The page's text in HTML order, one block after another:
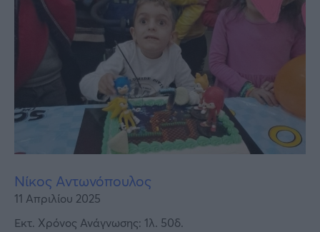
ΕΣΠΑ
Lifestyle
Αθλητικά
Γυναίκα
Καιρός
Νίκος Αντωνόπουλος
11 Απριλίου 2025
Εκτ. Χρόνος Ανάγνωσης: 1λ. 50δ.